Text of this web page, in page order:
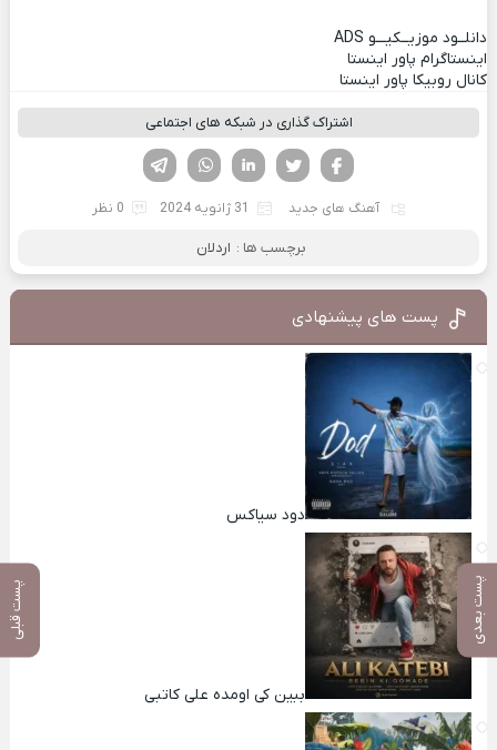
پست بعدی پست قبلی
دانلــود موزیــکیـــو ADS
اینستاگرام پاور اینستا
کانال روبیکا پاور اینستا
اشتراک گذاری در شبکه های اجتماعی
لینکدین تویتر
فیسوک
آهنگ های جدید 31 ژانویه 2024 0 نظر
برچسب ها : اردلان
پست های پیشنهادی
دود سیاکس
ببین کی اومده علی کاتبی